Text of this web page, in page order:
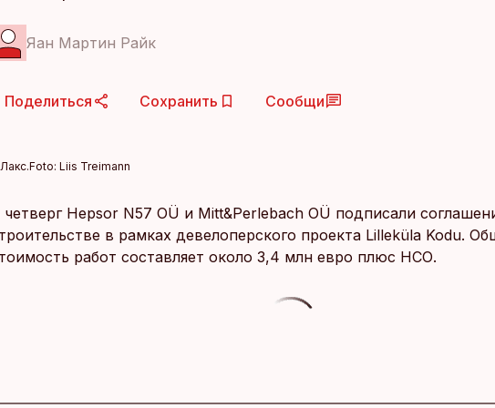
Яан Мартин Райк
Поделиться Сохранить Сообщи
Foto: Liis Treimann
четверг Hepsor N57 OÜ и Mitt&Perlebach OÜ подписали
в рамках девелоперского проекта Lilleküla Kodu.
работ составляет около 3,4 млн евро плюс НСО.